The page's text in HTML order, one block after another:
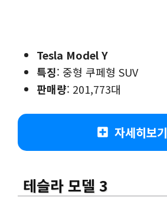
Tesla Model Y
특징: 중형 쿠페형 SUV
판매량: 201,773대
자세히보기
테슬라 모델 3